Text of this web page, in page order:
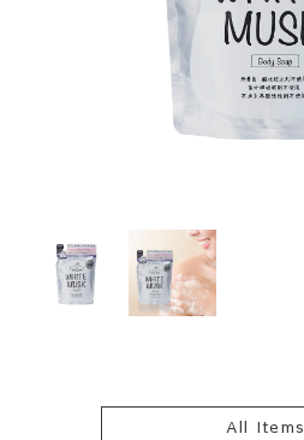
All Items